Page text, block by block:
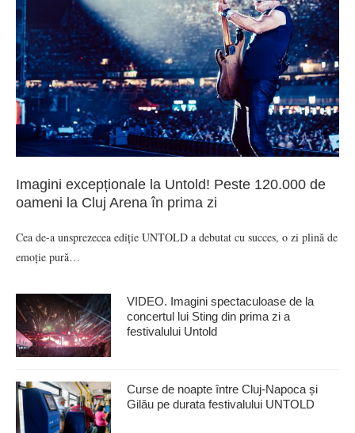
Imagini excepționale la Untold! Peste 120.000 de
oameni la Cluj Arena în prima zi
Cea de-a unsprezecea ediție UNTOLD a debutat cu succes, o zi plină de
emoție pură…
VIDEO. Imagini spectaculoase de la
concertul lui Sting din prima zi a
festivalului Untold
Curse de noapte între Cluj-Napoca și
Gilău pe durata festivalului UNTOLD